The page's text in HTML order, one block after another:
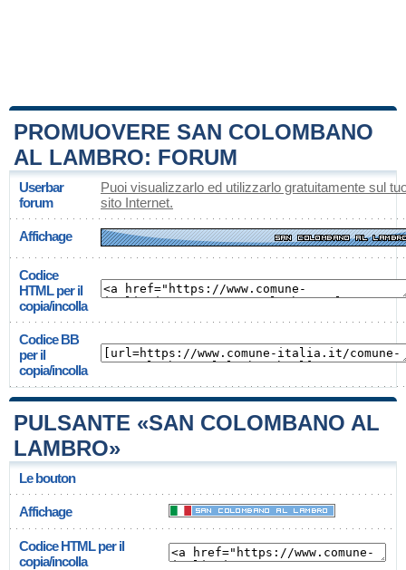
PROMUOVERE SAN COLOMBANO
AL LAMBRO: FORUM
Userbar
forum
Puoi visualizzarlo ed utilizzarlo gratuitamente sul
sito Internet.
Affichage
Codice
HTML per il
copia/incolla
Codice BB
per il
copia/incolla
PULSANTE «SAN COLOMBANO AL
LAMBRO»
Le bouton
Affichage
Codice HTML per il
copia/incolla